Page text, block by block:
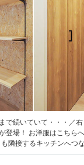
で続いていて・・・／
登場！ お洋服はこちら
隣接するキッチンへつな